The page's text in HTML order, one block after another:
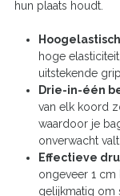
hun plaats houdt.
hoge
uitstekende
Drie-in-één
van elk koord
waardoor je
onverwacht valt.
Effectieve
ongeveer 1
gelijkmatig om